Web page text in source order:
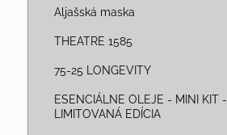
Aljašská maska
THEATRE 1585
75-25 LONGEVITY
ESENCIÁLNE OLEJE - MINI KIT -
LIMITOVANÁ EDÍCIA